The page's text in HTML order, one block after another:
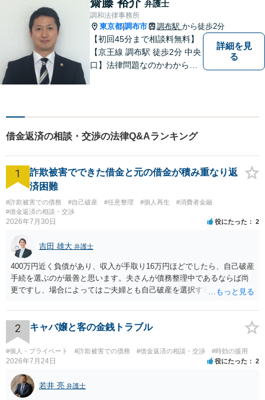
よう尽力いたします。
弁護士
調和法律事務所
東京都 調布市 調布駅 から徒歩2分
【初回45分まで相談料無料】
【京王線 調布駅 徒歩2分 中央
口】法律問題なのかわからな
能です。 おひとりで悩まず、
まずはご相談ください。
詳細を見
る
借金返済の相談・交渉の法律Q&Aランキング
1
詐欺被害でできた借金と元の借金が積み重なり返
済困難
#詐欺被害での債務 #自己破産 #任意整理 #個人再生
#消費者金融
#借金返済の相談・交渉
2026年7月30日 役にたった 2
吉田 雄大 弁護士
400万円近く負債があり、収入が手取り16万円ほどでしたら、自己破産
手続を選ぶのが最善と思います。夫さんが債務整理中であるならば尚
更ですし、場合によってはご夫婦とも自己破産を選択する方法もある
2 キャバ嬢と客の金銭トラブル
#個人・プライベート #詐欺被害での債務 #借金返済の相談・交渉 #時効の援用
2026年7月24日 役にたった 2
若井 亮 弁護士